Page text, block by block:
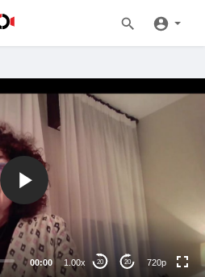
00:00 1.00x 20 20 720p